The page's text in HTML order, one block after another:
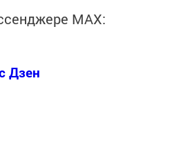
MАХ:
Дзен